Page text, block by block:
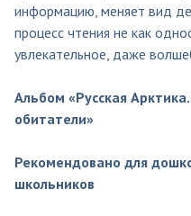
информацию, меняет вид
процесс чтения не как
увлекательное, даже
Альбом «Русская
обитатели»
Рекомендовано для
школьников